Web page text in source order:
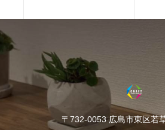
〒732-0053 広島市東区若